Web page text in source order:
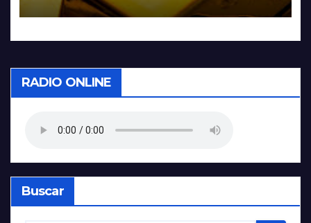
RADIO ONLINE
Buscar